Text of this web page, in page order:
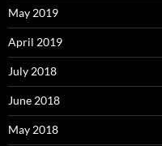
May 2019
April 2019
July 2018
June 2018
May 2018